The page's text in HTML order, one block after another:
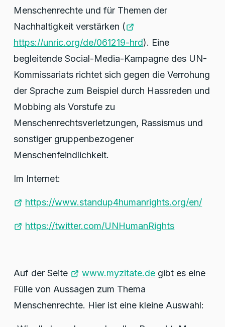
Menschenrechte und für Themen der
Nachhaltigkeit verstärken (
https://unric.org/de/061219-hrd). Eine
begleitende Social-Media-Kampagne des UN-
Kommissariats richtet sich gegen die Verrohung
der Sprache zum Beispiel durch Hassreden und
Mobbing als Vorstufe zu
Menschenrechtsverletzungen, Rassismus und
sonstiger gruppenbezogener
Menschenfeindlichkeit.
Im Internet:
https://www.standup4humanrights.org/en/
https://twitter.com/UNHumanRights
Auf der Seite www.myzitate.de gibt es eine
Fülle von Aussagen zum Thema
Menschenrechte. Hier ist eine kleine Auswahl: